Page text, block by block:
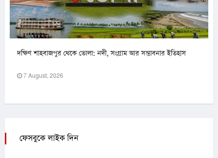
দক্ষিণ শাহবাজপুর থেকে ভোলা: নদী, সংগ্রাম আর সম্ভাবনার ইতিহাস
7 August, 2026
ফেসবুকে লাইক দিন